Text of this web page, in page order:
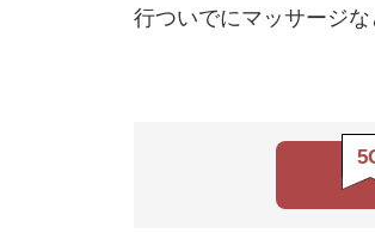
行ついでにマッサージ